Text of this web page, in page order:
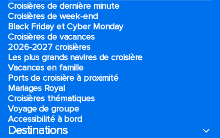
Croisières de dernière minute
Croisières de week-end
Black Friday et Cyber Monday
Croisières de vacances
2026-2027 croisières
Les plus grands navires de croisière
Vacances en famille
Ports de croisière à proximité
Mariages Royal
Croisières thématiques
Voyage de groupe​
Accessibilité à bord​
Destinations